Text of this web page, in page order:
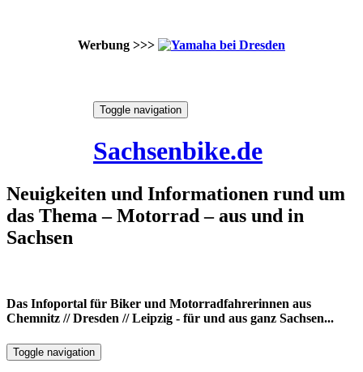
Werbung >>>
Toggle navigation
Sachsenbike.de
Neuigkeiten und Informationen rund um
das Thema – Motorrad – aus und in
Sachsen
Das Infoportal für Biker und Motorradfahrerinnen aus
Chemnitz // Dresden // Leipzig - für und aus ganz Sachsen...
Toggle navigation